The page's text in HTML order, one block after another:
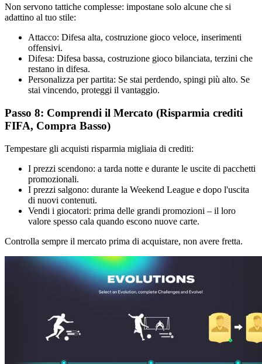
Non servono tattiche complesse: impostane solo alcune che si
adattino al tuo stile:
Attacco: Difesa alta, costruzione gioco veloce, inserimenti
offensivi.
Difesa: Difesa bassa, costruzione gioco bilanciata, terzini che
restano in difesa.
Personalizza per partita: Se stai perdendo, spingi più alto. Se
stai vincendo, proteggi il vantaggio.
Passo 8: Comprendi il Mercato (Risparmia crediti
FIFA, Compra Basso)
Tempestare gli acquisti risparmia migliaia di crediti:
I prezzi scendono: a tarda notte e durante le uscite di pacchetti
promozionali.
I prezzi salgono: durante la Weekend League e dopo l'uscita
di nuovi contenuti.
Vendi i giocatori: prima delle grandi promozioni – il loro
valore spesso cala quando escono nuove carte.
Controlla sempre il mercato prima di acquistare, non avere fretta.